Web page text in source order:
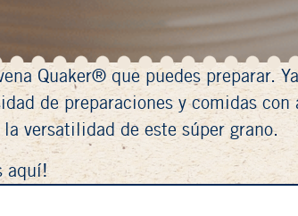
Quaker® que puedes preparar.
de preparaciones y comidas con
versatilidad de este súper grano.
aquí!